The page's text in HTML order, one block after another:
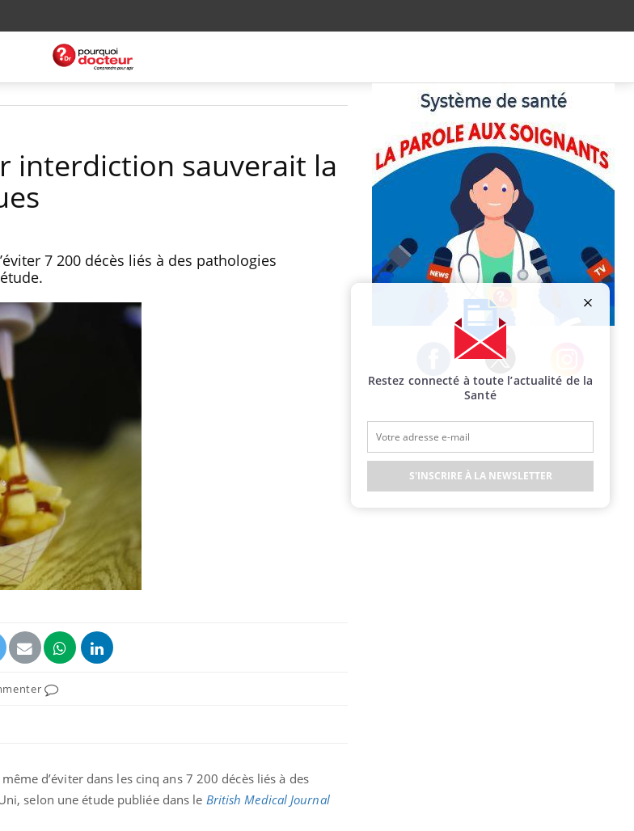
interdiction sauverait la
7 200 décès liés à des pathologies
d’éviter dans les cinq ans 7 200 décès liés à des
selon une étude publiée dans le British Medical Journal
Facebook Twitter Instagram
Restez connecté à toute l’actualité de la
Santé
S'INSCRIRE À LA NEWSLETTER